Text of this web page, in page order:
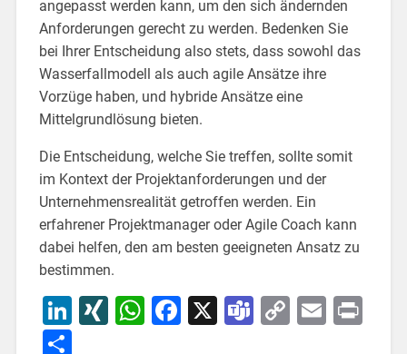
angepasst werden kann, um den sich ändernden
Anforderungen gerecht zu werden. Bedenken Sie
bei Ihrer Entscheidung also stets, dass sowohl das
Wasserfallmodell als auch agile Ansätze ihre
Vorzüge haben, und hybride Ansätze eine
Mittelgrundlösung bieten.
Die Entscheidung, welche Sie treffen, sollte somit
im Kontext der Projektanforderungen und der
Unternehmensrealität getroffen werden. Ein
erfahrener Projektmanager oder Agile Coach kann
dabei helfen, den am besten geeigneten Ansatz zu
bestimmen.
LinkedIn
XINGWhatsApp
Facebook
X Teams
CopyEmail
Teilen